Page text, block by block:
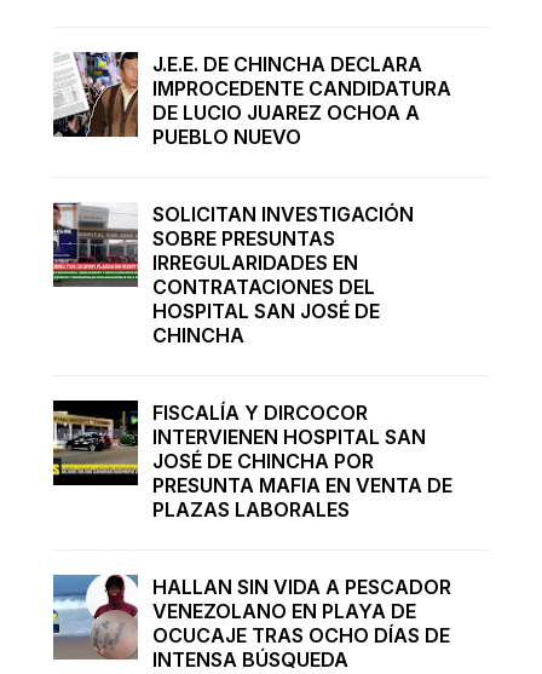
J.E.E. DE CHINCHA DECLARA
IMPROCEDENTE CANDIDATURA
DE LUCIO JUAREZ OCHOA A
PUEBLO NUEVO
SOLICITAN INVESTIGACIÓN
SOBRE PRESUNTAS
IRREGULARIDADES EN
CONTRATACIONES DEL
HOSPITAL SAN JOSÉ DE
CHINCHA
FISCALÍA Y DIRCOCOR
INTERVIENEN HOSPITAL SAN
JOSÉ DE CHINCHA POR
PRESUNTA MAFIA EN VENTA DE
PLAZAS LABORALES
HALLAN SIN VIDA A PESCADOR
VENEZOLANO EN PLAYA DE
OCUCAJE TRAS OCHO DÍAS DE
INTENSA BÚSQUEDA